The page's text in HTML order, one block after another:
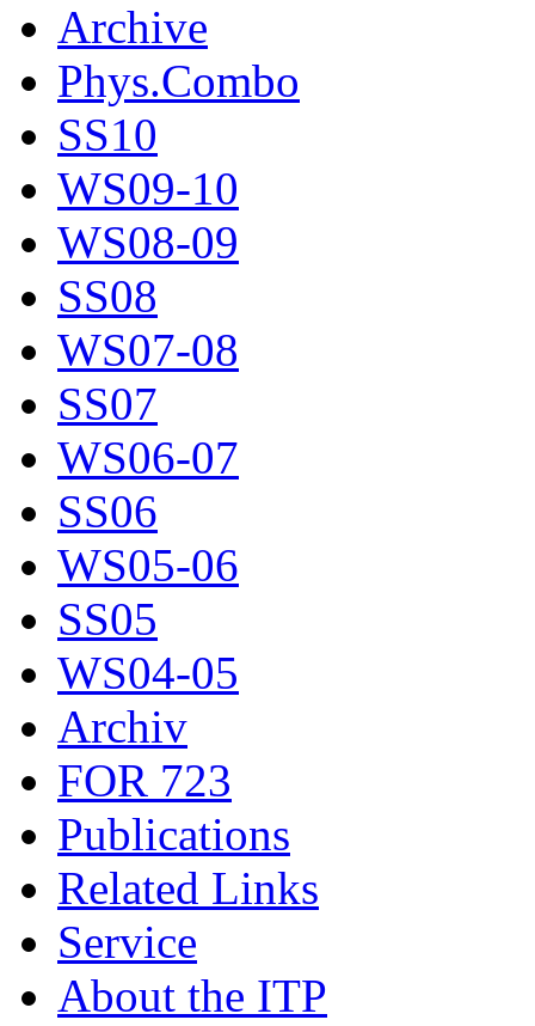
Archive
Phys.Combo
SS10
WS09-10
WS08-09
SS08
WS07-08
SS07
WS06-07
SS06
WS05-06
SS05
WS04-05
Archiv
FOR 723
Publications
Related Links
Service
About the ITP